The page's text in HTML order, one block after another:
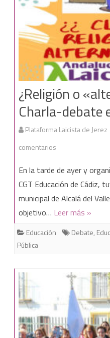
¿Religión o
Charla-debate
Plataforma Laicista de Jerez
comentarios
o
«alternativa»?
Charla-
debate
Alcalá
Valle
En la tarde de ayer y
CGT Educación de Cádiz,
municipal de Alcalá del
objetivo… Leer más »
Educación Debate,
Pública